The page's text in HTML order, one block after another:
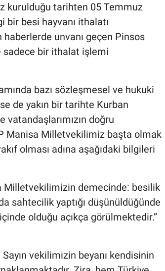
kurulduğu tarihten 05 Temmuz
bir besi hayvanı ithalatı
unvanı geçen Pinsos
sadece bir ithalat işlemi
bazı sözleşmesel ve hukuki
de yakın bir tarihte Kurban
vatandaşlarımızın doğru
Manisa Milletvekilimiz başta olmak
olması adına aşağıdaki bilgileri
Milletvekilimizin demecinde: besilik
sahtecilik yaptığı düşünüldüğünde
olduğu açıkça görülmektedir.”
vekilimizin beyanı kendisinin